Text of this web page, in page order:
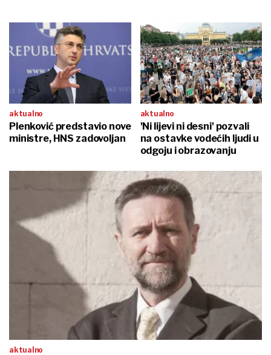
aktualno
Plenković predstavio nove
ministre, HNS zadovoljan
aktualno
'Ni lijevi ni desni' pozvali
na ostavke vodećih ljudi u
odgoju i obrazovanju
aktualno